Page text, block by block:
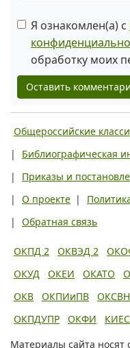
Я ознакомлен(а) с
обработку моих
Оставить
Общероссийские
|
Библиографическая
|
Приказы и
|
О проекте |
|
Обратная связь
ОКПД 2 ОКВЭД 2
ОКУД
ОКЕИ ОКАТО
ОКВ
ОКПИиПВ
ОКПДУПР
ОКФИ
КИЕС
Материалы сайта носят